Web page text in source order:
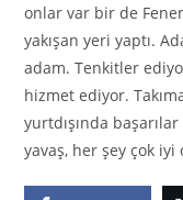
onlar var bir de
yakışan yeri yaptı.
adam. Tenkitler
hizmet ediyor.
yurtdışında
yavaş, her şey çok iyi